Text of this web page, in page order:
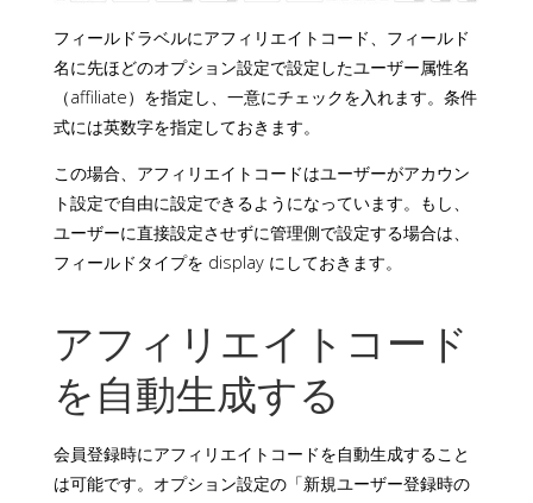
フィールドラベルにアフィリエイトコード、フィールド
名に先ほどのオプション設定で設定したユーザー属性名
（affiliate）を指定し、一意にチェックを入れます。条件
式には英数字を指定しておきます。
この場合、アフィリエイトコードはユーザーがアカウン
ト設定で自由に設定できるようになっています。もし、
ユーザーに直接設定させずに管理側で設定する場合は、
フィールドタイプを display にしておきます。
アフィリエイトコード
を自動生成する
会員登録時にアフィリエイトコードを自動生成すること
は可能です。オプション設定の「新規ユーザー登録時の